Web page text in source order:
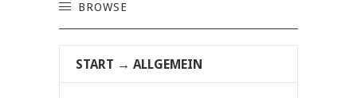
BROWSE
START → ALLGEMEIN